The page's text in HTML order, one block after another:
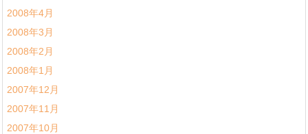
2008年4月
2008年3月
2008年2月
2008年1月
2007年12月
2007年11月
2007年10月